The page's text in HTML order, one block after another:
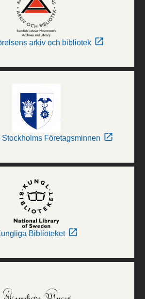
arkiv och bibliotek
Stockholms Företagsminnen
Biblioteket